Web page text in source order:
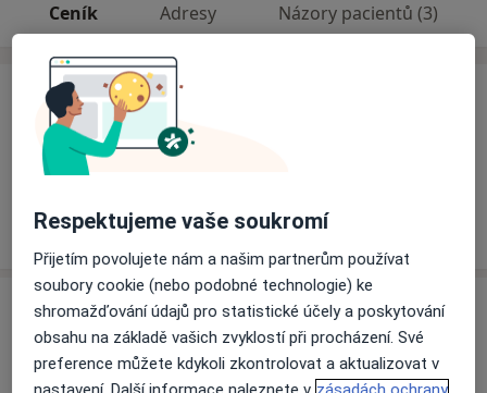
Ceník Adresy Názory pacientů (3)
Ceník
Informace o službách a cenách nejsou k dispozici
Tento specialista ještě nepřidával žádné informace o
Adresa
Endokrinologický ústav
Národní 8,Praha 1 11694
Respektujeme vaše soukromí
Přijetím povolujete nám a našim partnerům používat
soubory cookie (nebo podobné technologie) ke
shromažďování údajů pro statistické účely a poskytování
obsahu na základě vašich zvyklostí při procházení. Své
preference můžete kdykoli zkontrolovat a aktualizovat v